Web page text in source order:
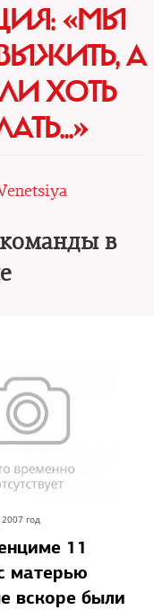
«МЫ
А
ХОТЬ
в
год
11
матерью
вскоре были